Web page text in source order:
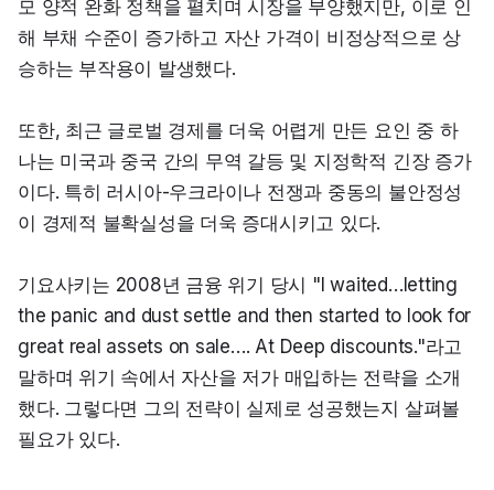
모 양적 완화 정책을 펼치며 시장을 부양했지만, 이로 인
해 부채 수준이 증가하고 자산 가격이 비정상적으로 상
승하는 부작용이 발생했다.
또한, 최근 글로벌 경제를 더욱 어렵게 만든 요인 중 하
나는 미국과 중국 간의 무역 갈등 및 지정학적 긴장 증가
이다. 특히 러시아-우크라이나 전쟁과 중동의 불안정성
이 경제적 불확실성을 더욱 증대시키고 있다.
기요사키는 2008년 금융 위기 당시 "I waited…letting
the panic and dust settle and then started to look for
great real assets on sale…. At Deep discounts."라고
말하며 위기 속에서 자산을 저가 매입하는 전략을 소개
했다. 그렇다면 그의 전략이 실제로 성공했는지 살펴볼
필요가 있다.